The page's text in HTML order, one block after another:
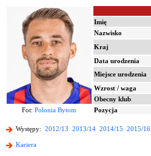
Imię
Nazwisko
Kraj
Data urodzenia
Miejsce urodzenia
Wzrost / waga
Obecny klub
Fot: Polonia Bytom Pozycja
Występy: 2012/13 2013/14 2014/15 2015/16
Kariera